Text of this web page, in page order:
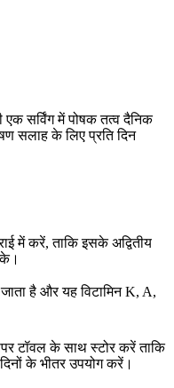
सर्विंग में पोषक तत्व दैनिक
सलाह के लिए प्रति दिन
में करें, ताकि इसके अद्वितीय
है और यह विटामिन K, A,
टॉवल के साथ स्टोर करें ताकि
के भीतर उपयोग करें।